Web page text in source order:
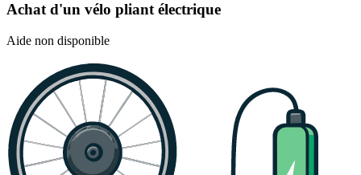
Achat d'un vélo pliant électrique
Aide non disponible